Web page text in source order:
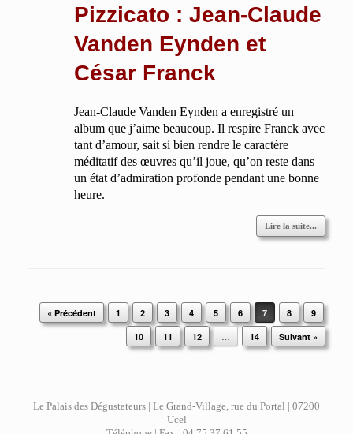
Pizzicato : Jean-Claude
Vanden Eynden et
César Franck
Jean-Claude Vanden Eynden a enregistré un
album que j’aime beaucoup. Il respire Franck avec
tant d’amour, sait si bien rendre le caractère
méditatif des œuvres qu’il joue, qu’on reste dans
un état d’admiration profonde pendant une bonne
heure.
Lire la suite...
Post navigation
« Précédent 1 2 3 4 5 6 7 8
9
10
11 12 … 14 Suivant »
Le Palais des Dégustateurs | Le Grand-Village, rue du Portal | 07200
Ucel